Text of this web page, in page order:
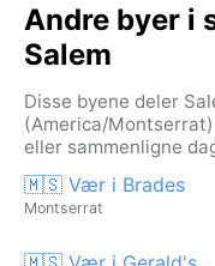
Andre byer i
Salem
Disse byene deler
(America/
eller sammenligne
🇲🇸 Vær i Brades
Montserrat